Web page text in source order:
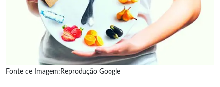
Fonte de Imagem:Reprodução Google